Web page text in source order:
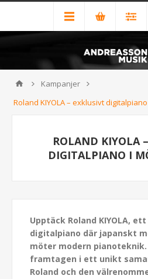
Kampanjer
Roland KIYOLA – exklusivt
ROLAND KIYOLA
DIGITALPIANO I
Upptäck Roland KIYOLA,
digitalpiano där japanskt
möter modern pianoteknik.
framtagen i ett unikt
Roland och den